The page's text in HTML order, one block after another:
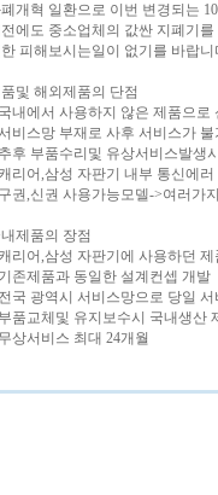
개혁 일환으로 이번 변경되는
에도 중소업체의 값싼 지폐기
피해보시는일이 없기를 바랍니
및 해외제품의 단점
내에서 사용하지 않은 제품으
비스망 부재로 사후 서비스가
후 부품수리및 유상서비스발생
리어,삼성 자판기 내부 통신에
권,신권 사용가능모델->여러가
제품의 장점
리어,삼성 자판기에 사용하던
존제품과 동일한 설계컨셉 개발
국 광역시 서비스망으로 당일
품교체및 유지보수시 국내생산
상서비스 최대 24개월